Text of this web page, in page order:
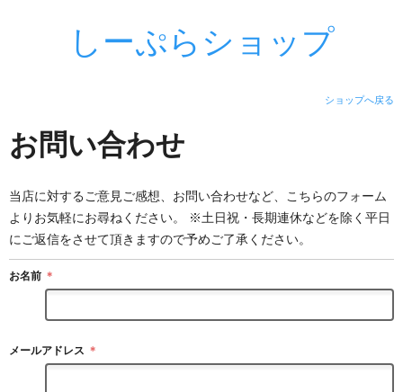
しーぷらショップ
ショップへ戻る
お問い合わせ
当店に対するご意見ご感想、お問い合わせなど、こちらのフォーム
よりお気軽にお尋ねください。 ※土日祝・長期連休などを除く平日
にご返信をさせて頂きますので予めご了承ください。
お名前 ＊
メールアドレス ＊